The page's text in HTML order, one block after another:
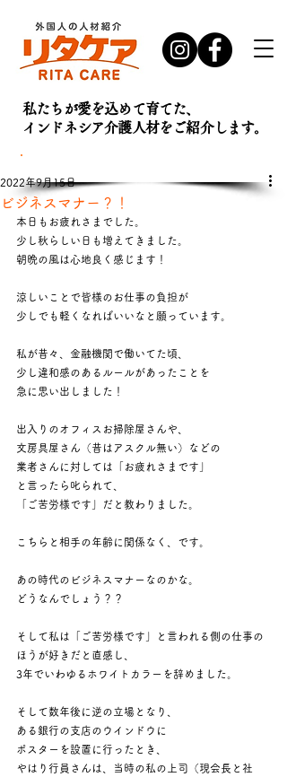
私たちが愛を込めて育てた、
インドネシア介護人材を ご紹介します。
ビジネスマナー？！
2022年9月15日
本日もお疲れさまでした。
少し秋らしい日も増えてきました。
朝晩の風は心地良く感じます！
涼しいことで皆様のお仕事の負担が
少しでも軽くなればいいなと願っています。
私が昔々、金融機関で働いてた頃、
少し違和感のあるルールがあったことを
急に思い出しました！
出入りのオフィスお掃除屋さんや、
文房具屋さん（昔はアスクル無い）などの
業者さんに対しては「お疲れさまです」
と言ったら叱られて、
「ご苦労様です」だと教わりました。
こちらと相手の年齢に関係なく、です。
あの時代のビジネスマナーなのかな。
どうなんでしょう？？
そして私は「ご苦労様です」と言われる側の仕事の
ほうが好きだと直感し、
3年でいわゆるホワイトカラーを辞めました。
そして数年後に逆の立場となり、
ある銀行の支店のウインドウに
ポスターを設置に行ったとき、
やはり行員さんは、当時の私の上司（現会長と社